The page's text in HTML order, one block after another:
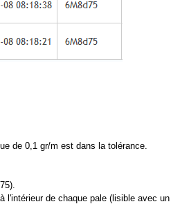
de 0,1 gr/m est dans la tolérance.
l'intérieur de chaque pale (lisible avec un